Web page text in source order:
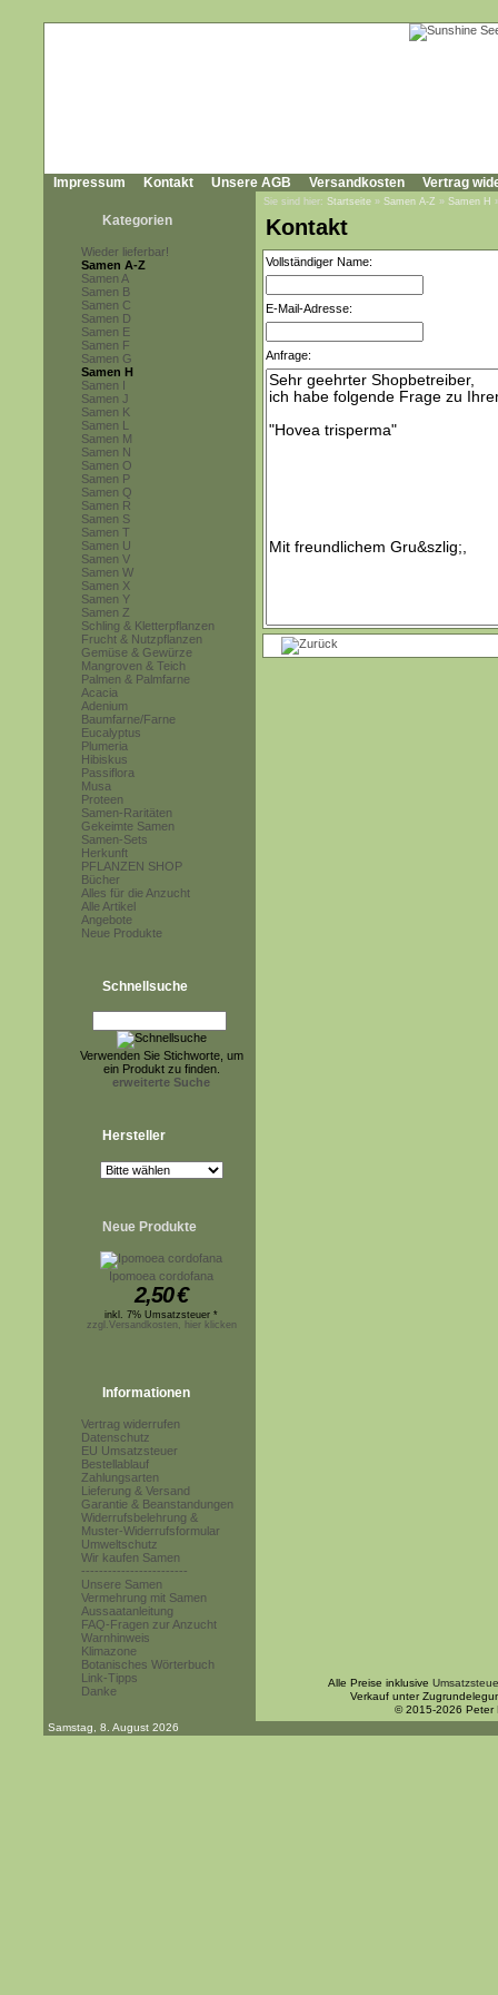
Impressum Kontakt Unsere AGB Versandkosten Vertrag
Kategorien
Wieder lieferbar!
Samen A-Z
Samen A
Samen B
Samen C
Samen D
Samen E
Samen F
Samen G
Samen H
Samen I
Samen J
Samen K
Samen L
Samen M
Samen N
Samen O
Samen P
Samen Q
Samen R
Samen S
Samen T
Samen U
Samen V
Samen W
Samen X
Samen Y
Samen Z
Schling & Kletterpflanzen
Frucht & Nutzpflanzen
Gemüse & Gewürze
Mangroven & Teich
Palmen & Palmfarne
Acacia
Adenium
Baumfarne/Farne
Eucalyptus
Plumeria
Hibiskus
Passiflora
Musa
Proteen
Samen-Raritäten
Gekeimte Samen
Samen-Sets
Herkunft
PFLANZEN SHOP
Bücher
Alles für die Anzucht
Alle Artikel
Angebote
Neue Produkte
Schnellsuche
Verwenden Sie Stichworte, um
ein Produkt zu finden.
erweiterte Suche
Hersteller
Neue Produkte
Ipomoea cordofana
2,50€
inkl. 7% Umsatzsteuer *
zzgl.Versandkosten, hier klicken
Informationen
Vertrag widerrufen
Datenschutz
EU Umsatzsteuer
Bestellablauf
Zahlungsarten
Lieferung & Versand
Garantie & Beanstandungen
Widerrufsbelehrung &
Muster-Widerrufsformular
Umweltschutz
Wir kaufen Samen
------------------------
Unsere Samen
Vermehrung mit Samen
Aussaatanleitung
FAQ-Fragen zur Anzucht
Warnhinweis
Klimazone
Botanisches Wörterbuch
Link-Tipps
Danke
Sie sind hier: Startseite » Samen A-Z » Samen H
Kontakt
Vollständiger Name:
E-Mail-Adresse:
Anfrage:
Alle Preise inklusive
Verkauf unter
© 2015-2026 Peter
Samstag, 8. August 2026